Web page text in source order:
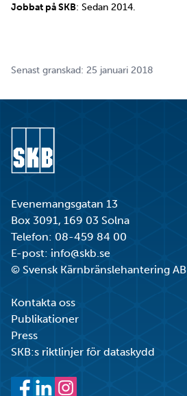
Jobbat på SKB: Sedan 2014.
Senast granskad: 25 januari 2018
Evenemangsgatan 13
Box 3091, 169 03 Solna
Telefon: 08-459 84 00
E-post: info@skb.se
© Svensk Kärnbränslehantering AB
Kontakta oss
Publikationer
Press
SKB:s riktlinjer för dataskydd